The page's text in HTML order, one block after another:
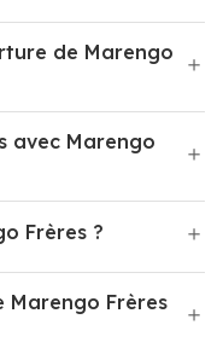
de Marengo
avec Marengo
Frères ?
Marengo Frères